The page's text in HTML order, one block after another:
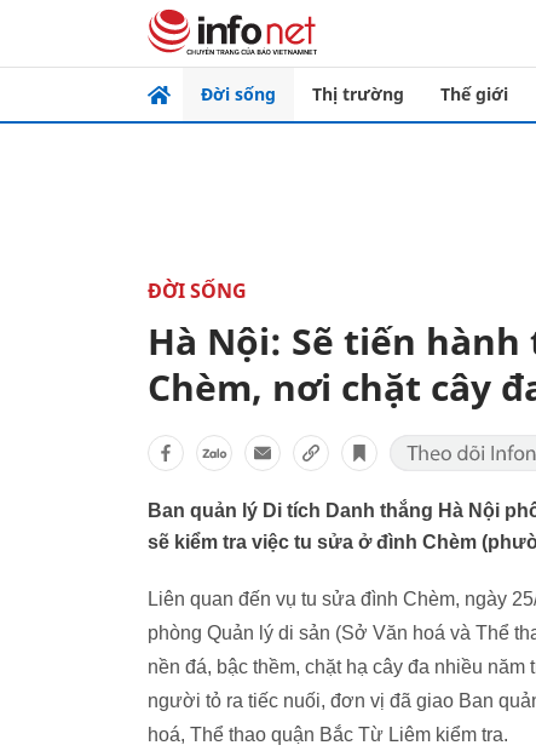
Đời sống Thị trường Thế giới
ĐỜI SỐNG
Hà Nội: Sẽ tiến
Chèm, nơi chặt cây
Ban quản lý Di tích Danh thắng Hà Nội
sẽ kiểm tra việc tu sửa ở đình Chèm
Liên quan đến vụ tu sửa đình Chèm, ngày
phòng Quản lý di sản (Sở Văn hoá và Thể
nền đá, bậc thềm, chặt hạ cây đa nhiều
người tỏ ra tiếc nuối, đơn vị đã giao Ban
hoá, Thể thao quận Bắc Từ Liêm kiểm tra.